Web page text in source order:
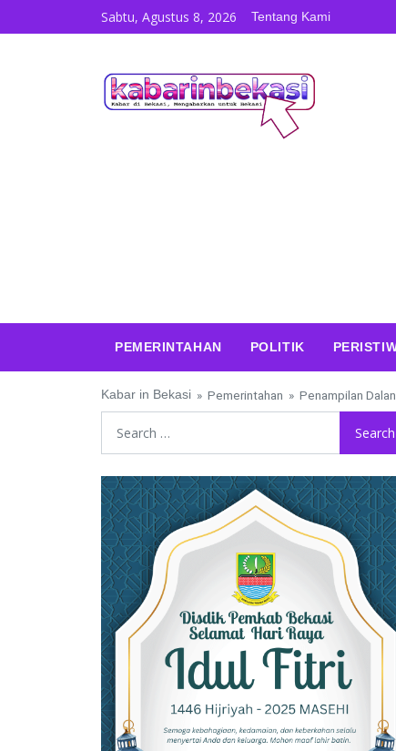
Skip to contentSabtu, Agustus 8, 2026 Tentang Kami
PEMERINTAHAN POLITIK
Kabar in Bekasi » Pemerintahan » Penampilan